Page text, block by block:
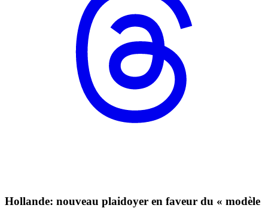
Hollande: nouveau plaidoyer en faveur du « modèle